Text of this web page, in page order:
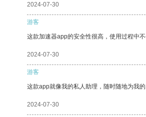
2024-07-30
游客
这款加速器app的安全性很高，使用过程中
2024-07-30
游客
这款app就像我的私人助理，随时随地为我
2024-07-30